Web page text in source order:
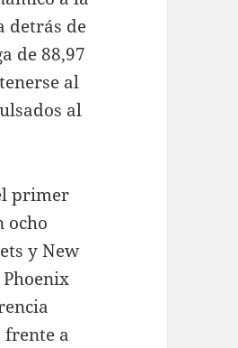
detrás de
de 88,97
al
al
primer
ocho
y New
frente a